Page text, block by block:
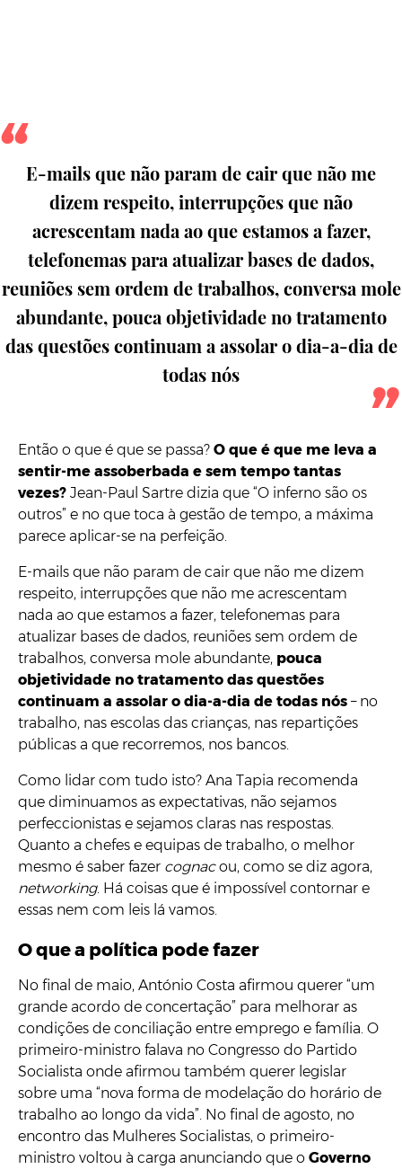
E-mails que não param de cair que não me
dizem respeito, interrupções que não
acrescentam nada ao que estamos a fazer,
telefonemas para atualizar bases de dados,
reuniões sem ordem de trabalhos, conversa mole
abundante, pouca objetividade no tratamento
das questões continuam a assolar o dia-a-dia de
todas nós
Então o que é que se passa? O que é que me leva a
sentir-me assoberbada e sem tempo tantas
vezes? Jean-Paul Sartre dizia que “O inferno são os
outros” e no que toca à gestão de tempo, a máxima
parece aplicar-se na perfeição.
E-mails que não param de cair que não me dizem
respeito, interrupções que não me acrescentam
nada ao que estamos a fazer, telefonemas para
atualizar bases de dados, reuniões sem ordem de
trabalhos, conversa mole abundante, pouca
objetividade no tratamento das questões
continuam a assolar o dia-a-dia de todas nós – no
trabalho, nas escolas das crianças, nas repartições
públicas a que recorremos, nos bancos.
Como lidar com tudo isto? Ana Tapia recomenda
que diminuamos as expectativas, não sejamos
perfeccionistas e sejamos claras nas respostas.
Quanto a chefes e equipas de trabalho, o melhor
mesmo é saber fazer cognacou, como se diz agora,
networking. Há coisas que é impossível contornar e
essas nem com leis lá vamos.
O que a política pode fazer
No final de maio, António Costa afirmou querer “um
grande acordo de concertação” para melhorar as
condições de conciliação entre emprego e família. O
primeiro-ministro falava no Congresso do Partido
Socialista onde afirmou também querer legislar
sobre uma “nova forma de modelação do horário de
trabalho ao longo da vida”. No final de agosto, no
encontro das Mulheres Socialistas, o primeiro-
ministro voltou à carga anunciando que o Governo